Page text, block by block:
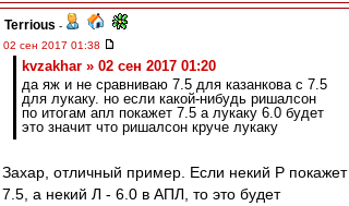
Terrious -
02 сен 2017 01:38
kvzakhar » 02 сен 2017 01:20
да яж и не сравниваю 7.5 для казанкова с 7.5
для лукаку. но если какой-нибудь ришалсон
по итогам апл покажет 7.5 а лукаку 6.0 будет
это значит что ришалсон круче лукаку
Захар, отличный пример. Если некий Р покажет
7.5, а некий Л - 6.0 в АПЛ, то это будет